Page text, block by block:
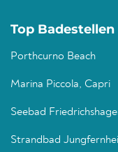
Top Badestellen
Porthcurno Beach
Marina Piccola, Capri
Seebad
Strandbad